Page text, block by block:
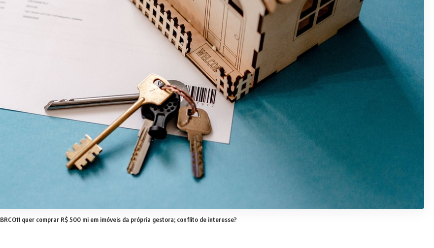
BRCO11 quer comprar R$ 500 mi em imóveis da própria gestora; conflito de interesse?